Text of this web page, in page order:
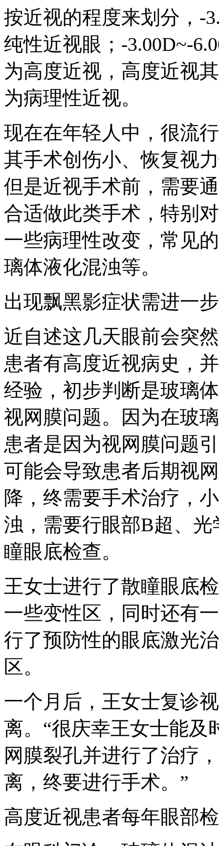
按近视的程度来划分，-
纯性近视眼；-3.00D~-
为高度近视，高度近视
为病理性近视。
现在在年轻人中，很流
其手术创伤小、恢复视
但是近视手术前，需要
合适做此类手术，特别
一些病理性改变，常见
璃体液化混浊等。
出现飘黑影症状需进一
近自述这几天眼前会突
患者有高度近视病史，
经验，初步判断是玻璃
视网膜问题。因为在玻
患者是因为视网膜问题
可能会导致患者后期视
降，终需要手术治疗，
浊，需要行眼部B超、
瞳眼底检查。
王女士进行了散瞳眼底
一些变性区，同时还有
行了预防性的眼底激光
区。
一个月后，王女士复诊
离。“很庆幸王女士能及
网膜裂孔并进行了治疗
离，终要进行手术。”
高度近视患者每年眼部